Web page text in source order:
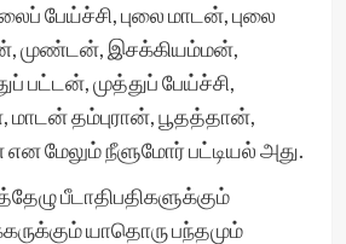
பேய்ச்சி, புலை மாடன், புலை
முண்டன், இசக்கியம்மன்,
பட்டன், முத்துப் பேய்ச்சி,
மாடன் தம்புரான், பூதத்தான்,
என மேலும் நீளுமோர் பட்டியல் அது.
பீடாதிபதிகளுக்கும்
யாதொரு பந்தமும்